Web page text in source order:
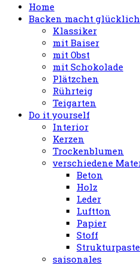
Home
Backen macht glücklich
Klassiker
mit Baiser
mit Obst
mit Schokolade
Plätzchen
Rührteig
Teigarten
Do it yourself
Interior
Kerzen
Trockenblumen
verschiedene
Beton
Holz
Leder
Luftton
Papier
Stoff
Strukturpaste
saisonales